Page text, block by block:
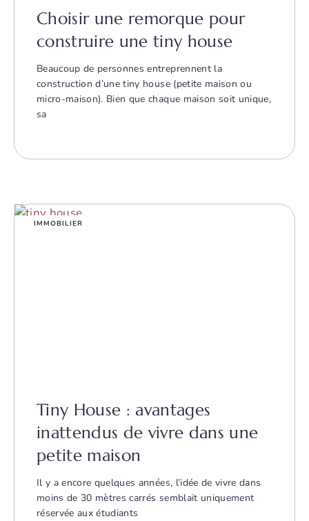
Choisir une remorque pour
construire une tiny house
Beaucoup de personnes entreprennent la
construction d’une tiny house (petite maison ou
micro-maison). Bien que chaque maison soit unique,
sa
IMMOBILIER
Tiny House : avantages
inattendus de vivre dans une
petite maison
Il y a encore quelques années, l’idée de vivre dans
moins de 30 mètres carrés semblait uniquement
réservée aux étudiants